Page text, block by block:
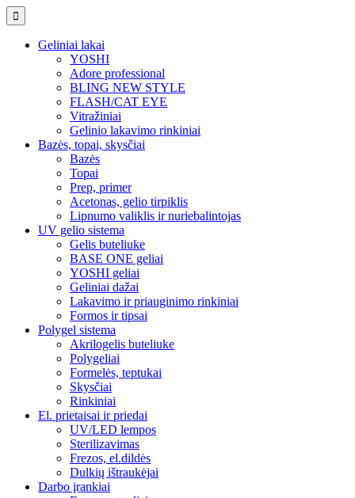
Geliniai lakai
YOSHI
Adore professional
BLING NEW STYLE
FLASH/CAT EYE
Vitražiniai
Gelinio lakavimo rinkiniai
Bazės, topai, skysčiai
Bazės
Topai
Prep, primer
Acetonas, gelio tirpiklis
Lipnumo valiklis ir nuriebalintojas
UV gelio sistema
Gelis buteliuke
BASE ONE geliai
YOSHI geliai
Geliniai dažai
Lakavimo ir priauginimo rinkiniai
Formos ir tipsai
Polygel sistema
Akrilogelis buteliuke
Polygeliai
Formelės, teptukai
Skysčiai
Rinkiniai
El. prietaisai ir priedai
UV/LED lempos
Sterilizavimas
Frezos, el.dildės
Dulkių ištraukėjai
Darbo įrankiai